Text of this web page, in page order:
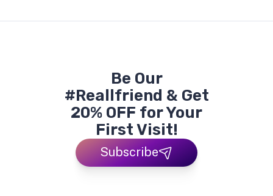
Be Our
#Reallfriend & Get
20% OFF for Your
First Visit!
Subscribe